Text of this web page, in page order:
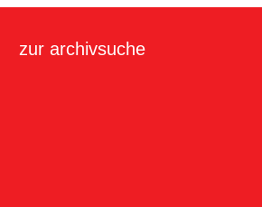
zur archivsuche